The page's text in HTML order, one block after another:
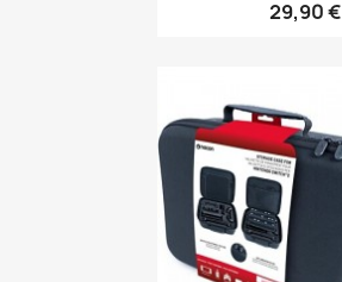
29,90 €